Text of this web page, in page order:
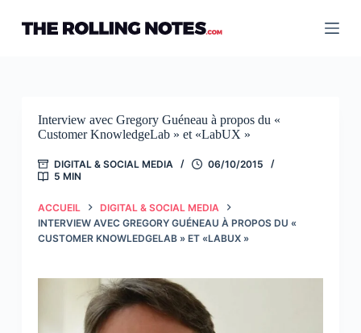
contenu
Interview avec Gregory Guéneau à propos du «
Customer KnowledgeLab » et «LabUX »
DIGITAL & SOCIAL MEDIA
06/10/2015
5 MIN
ACCUEIL
DIGITAL & SOCIAL MEDIA
INTERVIEW AVEC GREGORY GUÉNEAU À PROPOS DU «
CUSTOMER KNOWLEDGELAB » ET «LABUX »